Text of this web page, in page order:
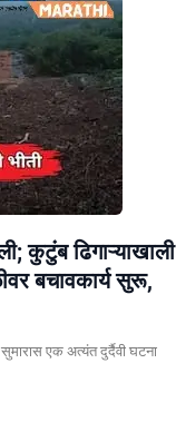
कुटुंब ढिगाऱ्याखाली
बचावकार्य सुरू,
एक अत्यंत दुर्दैवी घटना